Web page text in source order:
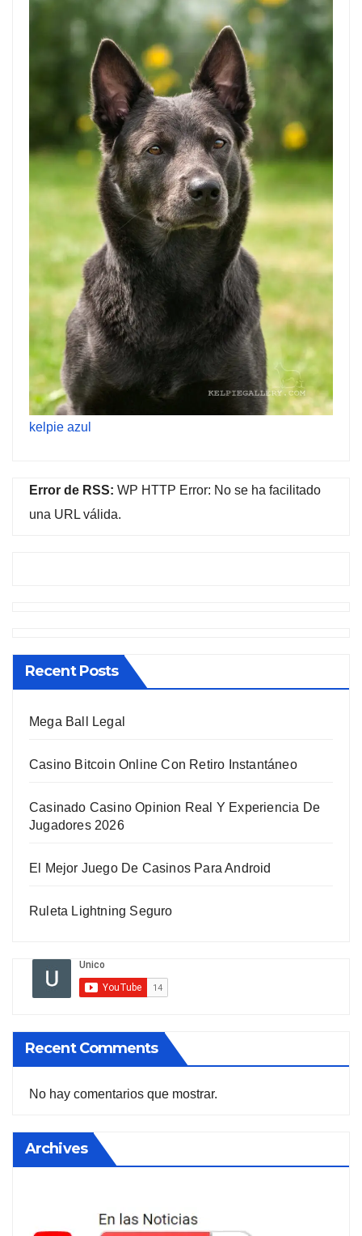
kelpie azul
Error de RSS: WP HTTP Error: No se ha facilitado
una URL válida.
Recent Posts
Mega Ball Legal
Casino Bitcoin Online Con Retiro Instantáneo
Casinado Casino Opinion Real Y Experiencia De
Jugadores 2026
El Mejor Juego De Casinos Para Android
Ruleta Lightning Seguro
Recent Comments
No hay comentarios que mostrar.
Archives